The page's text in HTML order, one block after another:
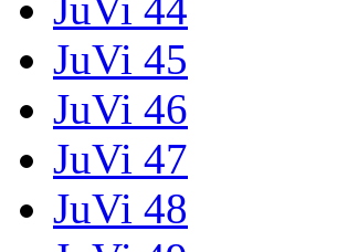
JuVi 45
JuVi 46
JuVi 47
JuVi 48